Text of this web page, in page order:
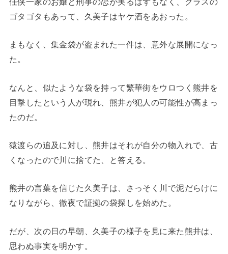
ゴタゴタもあって、久美子はヤケ酒をあおった。
まもなく、集金袋が盗まれた一件は、意外な展開になっ
た。
なんと、似たような袋を持って繁華街をウロつく熊井を
目撃したという人が現れ、熊井が犯人の可能性が高まっ
たのだ。
猿渡らの追及に対し、熊井はそれが自分の物入れで、古
くなったので川に捨てた、と答える。
熊井の言葉を信じた久美子は、さっそく川で泥だらけに
なりながら、徹夜で証拠の袋探しを始めた。
だが、次の日の早朝、久美子の様子を見に来た熊井は、
思わぬ事実を明かす。